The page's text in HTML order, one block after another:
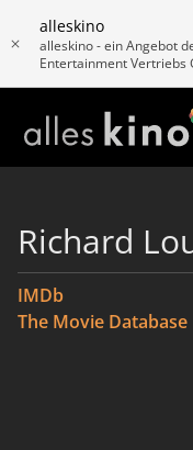
alleskino
alleskino - ein Angebot
Entertainment Vertriebs
Richard
IMDb
The Movie Database